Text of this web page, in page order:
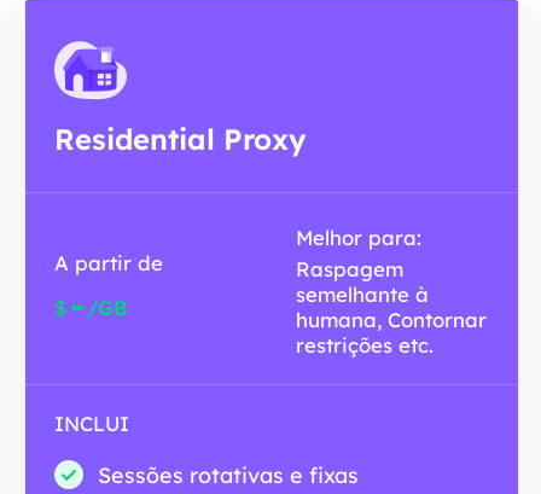
Residential Proxy
A partir de
$- /GB
Melhor para:
Raspagem
semelhante à
humana, Contornar
restrições etc.
INCLUI
Sessões rotativas e fixas